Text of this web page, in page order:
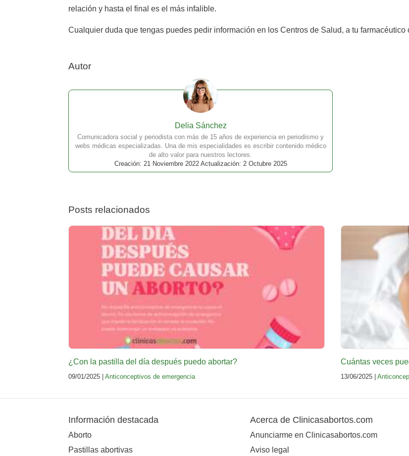
relación y hasta el final es el más infalible.
Cualquier duda que tengas puedes pedir información en los Centros de Salud, a tu
Autor
Delia Sánchez
Comunicadora social y periodista con más de 15 años de experiencia en periodismo y
webs médicas especializadas. Una de mis especialidades es escribir contenido médico
de alto valor para nuestros lectores.
Creación: 21 Noviembre 2022 Actualización: 2 Octubre 2025
Posts relacionados
¿Con la pastilla del día después puedo abortar?
09/01/2025 | Anticonceptivos de emergencia
Cuántas veces
13/06/2025 |
Información destacada
Aborto
Pastillas abortivas
Acerca de Clinicasabortos.com
Anunciarme en Clinicasabortos.com
Aviso legal